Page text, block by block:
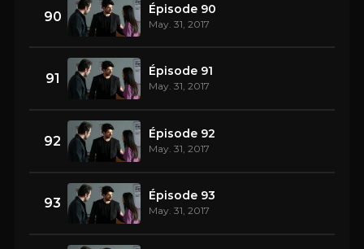
90 Épisode 90
May. 31, 2017
91 Épisode 91
May. 31, 2017
92 Épisode 92
May. 31, 2017
93 Épisode 93
May. 31, 2017